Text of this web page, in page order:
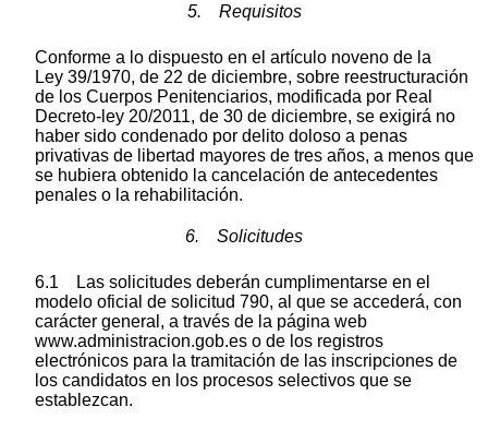
5. Requisitos
Conforme a lo dispuesto en el artículo noveno de la
Ley 39/1970, de 22 de diciembre, sobre reestructuración
de los Cuerpos Penitenciarios, modificada por Real
Decreto-ley 20/2011, de 30 de diciembre, se exigirá no
haber sido condenado por delito doloso a penas
privativas de libertad mayores de tres años, a menos que
se hubiera obtenido la cancelación de antecedentes
penales o la rehabilitación.
6. Solicitudes
6.1 Las solicitudes deberán cumplimentarse en el
modelo oficial de solicitud 790, al que se accederá, con
carácter general, a través de la página web
www.administracion.gob.es o de los registros
electrónicos para la tramitación de las inscripciones de
los candidatos en los procesos selectivos que se
establezcan.